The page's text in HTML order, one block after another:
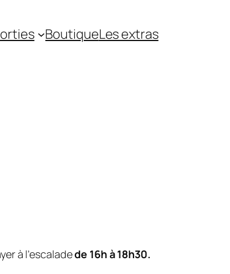
BoutiqueLes extras
à l’escaladede 16h à 18h30.